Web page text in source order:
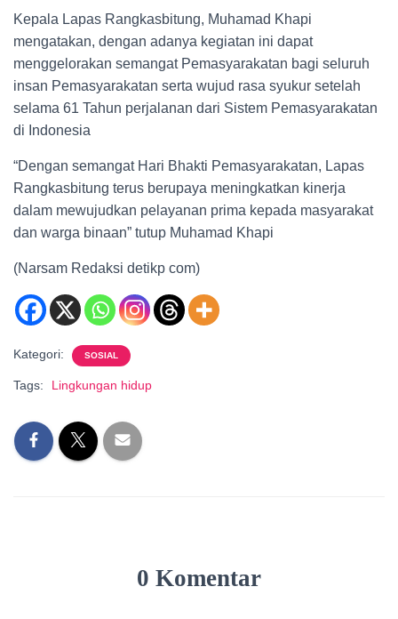
Kepala Lapas Rangkasbitung, Muhamad Khapi
mengatakan, dengan adanya kegiatan ini dapat
menggelorakan semangat Pemasyarakatan bagi seluruh
insan Pemasyarakatan serta wujud rasa syukur setelah
selama 61 Tahun perjalanan dari Sistem Pemasyarakatan
di Indonesia
“Dengan semangat Hari Bhakti Pemasyarakatan, Lapas
Rangkasbitung terus berupaya meningkatkan kinerja
dalam mewujudkan pelayanan prima kepada masyarakat
dan warga binaan” tutup Muhamad Khapi
(Narsam Redaksi detikp com)
Kategori: SOSIAL
Tags: Lingkungan hidup
0 Komentar